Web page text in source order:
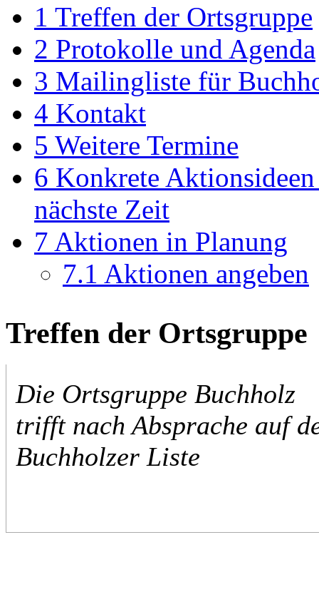
1 Treffen der Ortsgruppe
2 Protokolle und Agenda
3 Mailingliste für
4 Kontakt
5 Weitere Termine
6 Konkrete
nächste Zeit
7 Aktionen in Planung
7.1 Aktionen angeben
Treffen der Ortsgruppe
Die Ortsgruppe Buchholz
trifft nach Absprache auf
Buchholzer Liste